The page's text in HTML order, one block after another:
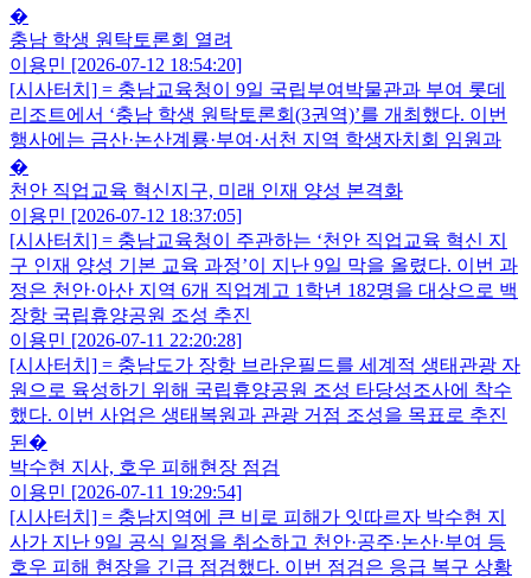
�
충남 학생 원탁토론회 열려
이용민 [2026-07-12 18:54:20]
[시사터치] = 충남교육청이 9일 국립부여박물관과 부여 롯데
리조트에서 ‘충남 학생 원탁토론회(3권역)’를 개최했다. 이번
행사에는 금산·논산계룡·부여·서천 지역 학생자치회 임원과
�
천안 직업교육 혁신지구, 미래 인재 양성 본격화
이용민 [2026-07-12 18:37:05]
[시사터치] = 충남교육청이 주관하는 ‘천안 직업교육 혁신 지
구 인재 양성 기본 교육 과정’이 지난 9일 막을 올렸다. 이번 과
정은 천안·아산 지역 6개 직업계고 1학년 182명을 대상으로 백
장항 국립휴양공원 조성 추진
이용민 [2026-07-11 22:20:28]
[시사터치] = 충남도가 장항 브라운필드를 세계적 생태관광 자
원으로 육성하기 위해 국립휴양공원 조성 타당성조사에 착수
했다. 이번 사업은 생태복원과 관광 거점 조성을 목표로 추진
된�
박수현 지사, 호우 피해현장 점검
이용민 [2026-07-11 19:29:54]
[시사터치] = 충남지역에 큰 비로 피해가 잇따르자 박수현 지
사가 지난 9일 공식 일정을 취소하고 천안·공주·논산·부여 등
호우 피해 현장을 긴급 점검했다. 이번 점검은 응급 복구 상황